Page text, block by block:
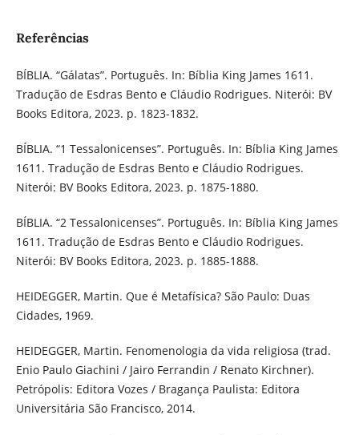
Referências
BÍBLIA. “Gálatas”. Português. In: Bíblia King James 1611.
Tradução de Esdras Bento e Cláudio Rodrigues. Niterói: BV
Books Editora, 2023. p. 1823-1832.
BÍBLIA. “1 Tessalonicenses”. Português. In: Bíblia King James
1611. Tradução de Esdras Bento e Cláudio Rodrigues.
Niterói: BV Books Editora, 2023. p. 1875-1880.
BÍBLIA. “2 Tessalonicenses”. Português. In: Bíblia King James
1611. Tradução de Esdras Bento e Cláudio Rodrigues.
Niterói: BV Books Editora, 2023. p. 1885-1888.
HEIDEGGER, Martin. Que é Metafísica? São Paulo: Duas
Cidades, 1969.
HEIDEGGER, Martin. Fenomenologia da vida religiosa (trad.
Enio Paulo Giachini / Jairo Ferrandin / Renato Kirchner).
Petrópolis: Editora Vozes / Bragança Paulista: Editora
Universitária São Francisco, 2014.